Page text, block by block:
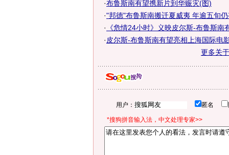
·布鲁斯南有望携新片到华赈灾(图)
·"邦德"布鲁斯南搬迁夏威夷 年逾五旬
·
《危情24小时》义映皮尔斯-布鲁斯南
· 皮尔斯-布鲁斯南有望亮相上海国际电
更多关
用户： 匿名
*搜狗拼音输入法，中文处理专家>>